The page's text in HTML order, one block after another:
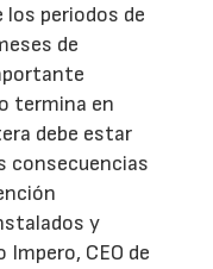
los periodos de
de
termina en
debe estar
consecuencias
y
CEO de